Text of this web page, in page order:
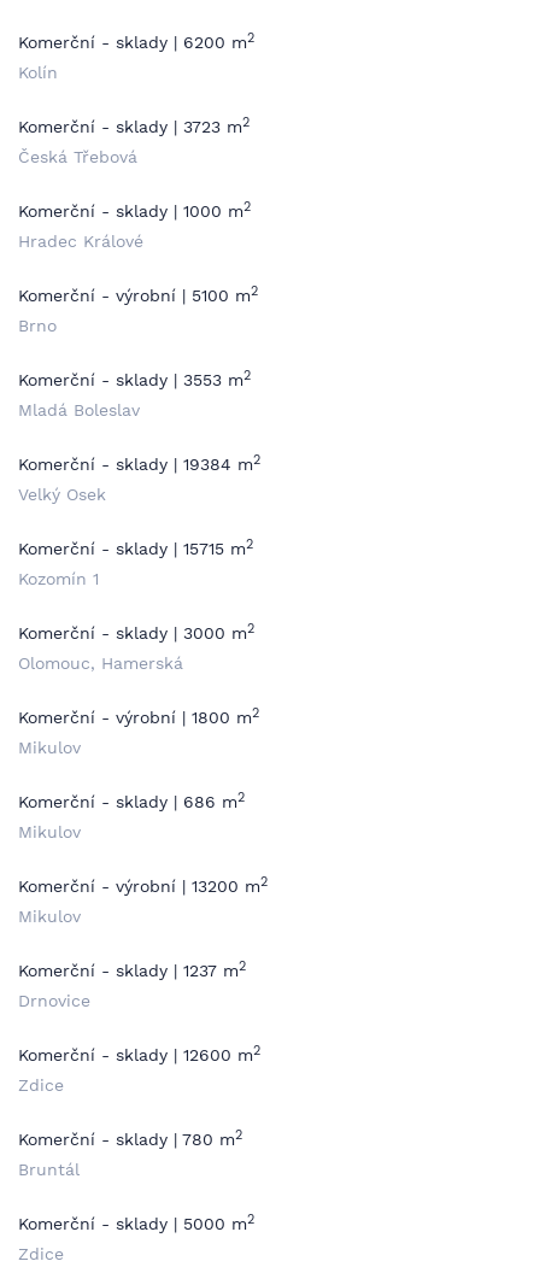
Komerční - sklady | 6200 m2
Kolín
Komerční - sklady | 3723 m2
Česká Třebová
Komerční - sklady | 1000 m2
Hradec Králové
Komerční - výrobní | 5100 m2
Brno
Komerční - sklady | 3553 m2
Mladá Boleslav
Komerční - sklady | 19384 m2
Velký Osek
Komerční - sklady | 15715 m2
Kozomín 1
Komerční - sklady | 3000 m2
Olomouc, Hamerská
Komerční - výrobní | 1800 m2
Mikulov
Komerční - sklady | 686 m2
Mikulov
Komerční - výrobní | 13200 m2
Mikulov
Komerční - sklady | 1237 m2
Drnovice
Komerční - sklady | 12600 m2
Zdice
Komerční - sklady | 780 m2
Bruntál
Komerční - sklady | 5000 m2
Zdice